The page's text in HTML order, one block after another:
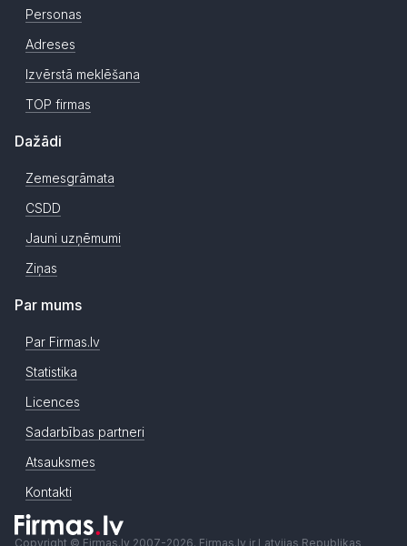
Personas
Adreses
Izvērstā meklēšana
TOP firmas
Dažādi
Zemesgrāmata
CSDD
Jauni uzņēmumi
Ziņas
Par mums
Par Firmas.lv
Statistika
Licences
Sadarbības partneri
Atsauksmes
Kontakti
Copyright © Firmas.lv 2007-2026. Firmas.lv ir Latvijas Republikas